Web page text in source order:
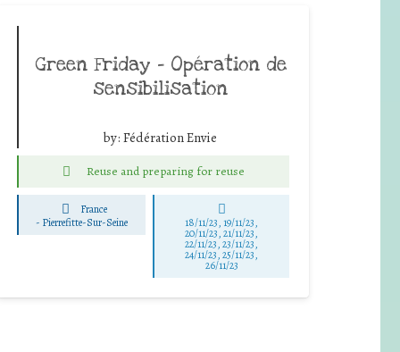
Green Friday – Opération de
sensibilisation
by: Fédération Envie
Reuse and preparing for reuse
France
- Pierrefitte-Sur-Seine 18/11/23, 19/11/23,
20/11/23, 21/11/23,
22/11/23, 23/11/23,
24/11/23, 25/11/23,
26/11/23